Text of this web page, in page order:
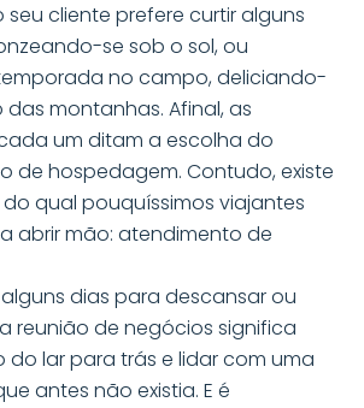
seu cliente prefere curtir alguns
se sob o sol, ou
no campo, deliciando-
montanhas. Afinal, as
um ditam a escolha do
de hospedagem. Contudo, existe
qual pouquíssimos viajantes
abrir mão: atendimento de
dias para descansar ou
reunião de negócios significa
do lar para trás e lidar com uma
antes não existia. E é